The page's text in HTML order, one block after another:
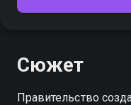
Сюжет
Правительство